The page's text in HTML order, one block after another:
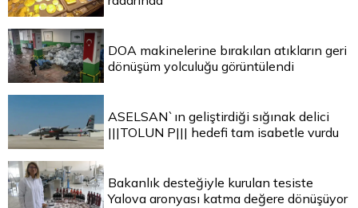
DOA makinelerine bırakılan atıkların geri
dönüşüm yolculuğu görüntülendi
ASELSAN`ın geliştirdiği sığınak delici
|||TOLUN P||| hedefi tam isabetle vurdu
Bakanlık desteğiyle kurulan tesiste
Yalova aronyası katma değere dönüşüyor